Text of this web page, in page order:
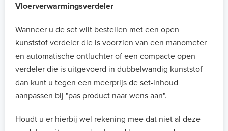
Vloerverwarmingsverdeler
Wanneer u de set wilt bestellen met een open
kunststof verdeler die is voorzien van een manometer
en automatische ontluchter of een compacte open
verdeler die is uitgevoerd in dubbelwandig kunststof
dan kunt u tegen een meerprijs de set-inhoud
aanpassen bij "pas product naar wens aan".
Houdt u er hierbij wel rekening mee dat niet al deze